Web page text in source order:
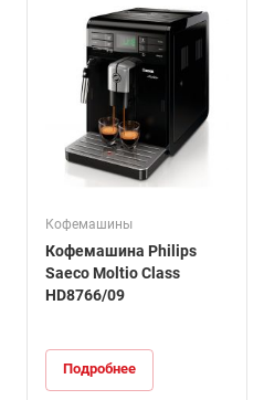
Кофемашины
Кофемашина Philips
Saeco Moltio Class
HD8766/09
Подробнее